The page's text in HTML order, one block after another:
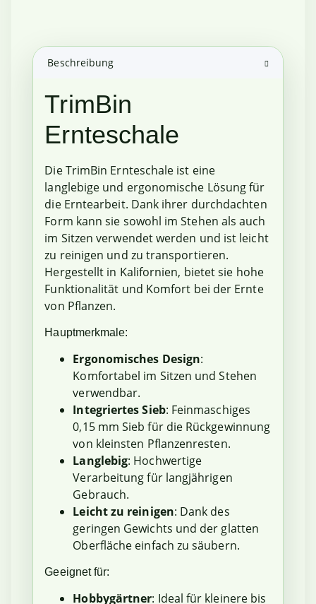
Beschreibung
TrimBin
Ernteschale
Die TrimBin Ernteschale ist eine
langlebige und ergonomische Lösung für
die Erntearbeit. Dank ihrer durchdachten
Form kann sie sowohl im Stehen als auch
im Sitzen verwendet werden und ist leicht
zu reinigen und zu transportieren.
Hergestellt in Kalifornien, bietet sie hohe
Funktionalität und Komfort bei der Ernte
von Pflanzen.
Hauptmerkmale:
Ergonomisches Design:
Komfortabel im Sitzen und Stehen
verwendbar.
Integriertes Sieb: Feinmaschiges
0,15 mm Sieb für die Rückgewinnung
von kleinsten Pflanzenresten.
Langlebig: Hochwertige
Verarbeitung für langjährigen
Gebrauch.
Leicht zu reinigen: Dank des
geringen Gewichts und der glatten
Oberfläche einfach zu säubern.
Geeignet für:
Hobbygärtner: Ideal für kleinere bis